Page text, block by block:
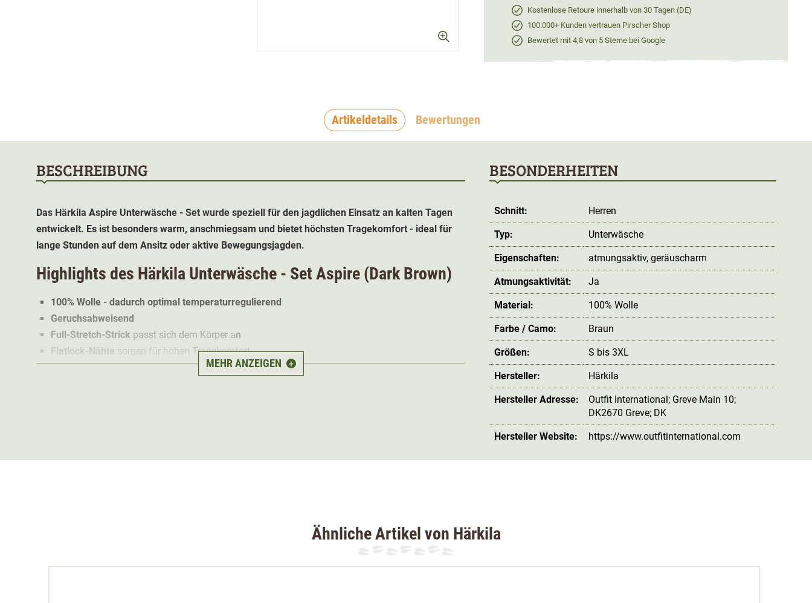
Kostenlose Retoure innerhalb von 30 Tagen (DE)
100.000+ Kunden vertrauen Pirscher Shop
Bewertet mit 4,8 von 5 Sterne bei Google
Artikeldetails Bewertungen
BESCHREIBUNG
Das Härkila Aspire Unterwäsche - Set wurde speziell für den jagdlichen Einsatz an kalten Tagen
entwickelt. Es ist besonders warm, anschmiegsam und bietet höchsten Tragekomfort - ideal für
lange Stunden auf dem Ansitz oder aktive Bewegungsjagden.
Highlights des Härkila Unterwäsche - Set Aspire (Dark Brown)
100% Wolle - dadurch optimal temperaturregulierend
Geruchsabweisend
Full-Stretch-Strick passt sich dem Körper an
Flatlock-Nähte sorgen für hohen Tragekomfort
Das weiche, anschmiegsame Material bietet optimale Bewegungsfreiheit. Die Bauch-, Bein- und
Rundhalsausschnitt und ist sportlich geschnitten. Das Härkila Aspire Unterwäsche Set ist unisex
geschnitten und passt sich verschiedenen Körpertypen optimal an.
MEHR ANZEIGEN +
BESONDERHEITEN
Schnitt: Herren
Typ: Unterwäsche
Eigenschaften: atmungsaktiv, geräuscharm
Atmungsaktivität: Ja
Material: 100% Wolle
Farbe / Camo: Braun
Größen: S bis 3XL
Hersteller: Härkila
Hersteller Adresse:
Outfit International; Greve Main 10;
DK2670 Greve; DK
Hersteller Website: https://www.outfitinternational.com
Ähnliche Artikel von Härkila